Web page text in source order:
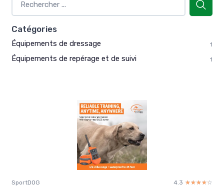
Catégories
Équipements de dressage 1
Équipements de repérage et de suivi 1
SportDOG 4.3 ☆☆☆☆☆
★★★★★